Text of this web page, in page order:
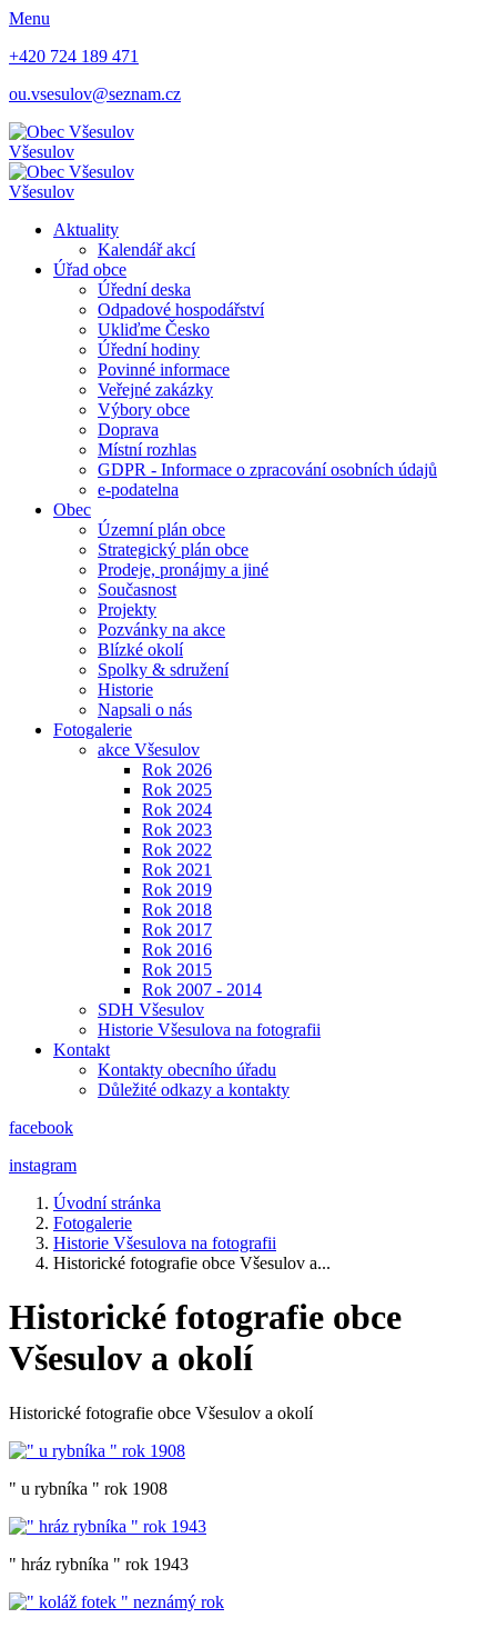
Menu
+420 724 189 471
ou.vsesulov@seznam.cz
Všesulov
Všesulov
Aktuality
Kalendář akcí
Úřad obce
Úřední deska
Odpadové hospodářství
Ukliďme Česko
Úřední hodiny
Povinné informace
Veřejné zakázky
Výbory obce
Doprava
Místní rozhlas
GDPR - Informace o zpracování osobních údajů
e-podatelna
Obec
Územní plán obce
Strategický plán obce
Prodeje, pronájmy a jiné
Současnost
Projekty
Pozvánky na akce
Blízké okolí
Spolky & sdružení
Historie
Napsali o nás
Fotogalerie
akce Všesulov
Rok 2026
Rok 2025
Rok 2024
Rok 2023
Rok 2022
Rok 2021
Rok 2019
Rok 2018
Rok 2017
Rok 2016
Rok 2015
Rok 2007 - 2014
SDH Všesulov
Historie Všesulova na fotografii
Kontakt
Kontakty obecního úřadu
Důležité odkazy a kontakty
facebook
instagram
Úvodní stránka
Fotogalerie
Historie Všesulova na fotografii
Historické fotografie obce Všesulov a...
Historické fotografie obce
Všesulov a okolí
Historické fotografie obce Všesulov a okolí
" u rybníka " rok 1908
" hráz rybníka " rok 1943